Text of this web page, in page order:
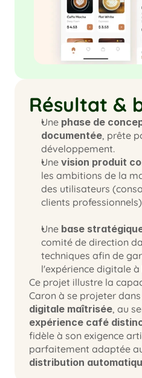
Résultat &
Une phase de
documentée, prête
développement.
Une vision produit
les ambitions de la
des utilisateurs
clients
Une base
comité de direction
techniques afin de
l'expérience digitale
Ce projet illustre la
Caron à se projeter
digitale maîtrisée
expérience café
fidèle à son exigence
distribution